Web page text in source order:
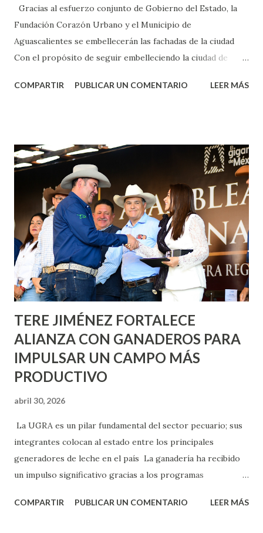
Gracias al esfuerzo conjunto de Gobierno del Estado, la
Fundación Corazón Urbano y el Municipio de
Aguascalientes se embellecerán las fachadas de la ciudad
Con el propósito de seguir embelleciendo la ciudad de
municipal, Leo Montañez dio inicio al programa
Corazón Urbano y el Municipio capital. Leo Montañez
informó que en este programa se usarán cerca de 90 mil
metros cuadrados de pintura, para dar inicio en la calle
Nieto, entre Jesús F. Elizondo y la calle 22 de Octubre, con
lo que se aplicará pintura en 66 casas. Posteriormente se
llevará este programa a Villas de Nuestra Señora de la
Asunción, Avenida Alameda y Decreto 27 de Septiembre, en
los edificios FOVISSSTE Ojo de Agua, en la comunidad
Norias de Paso Hondo y en los edificios de...
COMPARTIR PUBLICAR UN COMENTARIO LEER MÁS
TERE JIMÉNEZ FORTALECE
ALIANZA CON GANADEROS PARA
IMPULSAR UN CAMPO MÁS
PRODUCTIVO
abril 30, 2026
La UGRA es un pilar fundamental del sector pecuario; sus
integrantes colocan al estado entre los principales
generadores de leche en el país La ganadería ha recibido
un impulso significativo gracias a los programas
muestra de su respaldo firme y decidido al campo, la
COMPARTIR PUBLICAR UN COMENTARIO LEER MÁS